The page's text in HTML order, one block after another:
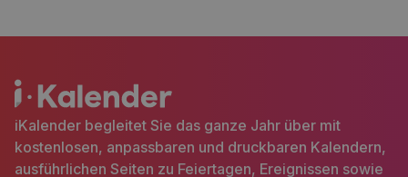
iKalender begleitet Sie das ganze Jahr über mit
kostenlosen, anpassbaren und druckbaren Kalendern,
ausführlichen Seiten zu Feiertagen, Ereignissen sowie